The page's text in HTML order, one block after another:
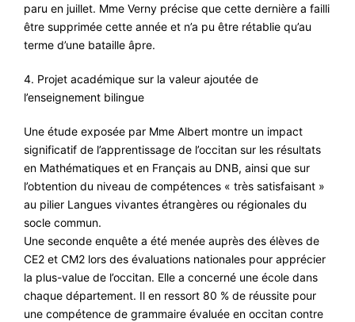
paru en juillet. Mme Verny précise que cette dernière a failli
être supprimée cette année et n’a pu être rétablie qu’au
terme d’une bataille âpre.
4. Projet académique sur la valeur ajoutée de
l’enseignement bilingue
Une étude exposée par Mme Albert montre un impact
significatif de l’apprentissage de l’occitan sur les résultats
en Mathématiques et en Français au DNB, ainsi que sur
l’obtention du niveau de compétences « très satisfaisant »
au pilier Langues vivantes étrangères ou régionales du
socle commun.
Une seconde enquête a été menée auprès des élèves de
CE2 et CM2 lors des évaluations nationales pour apprécier
la plus-value de l’occitan. Elle a concerné une école dans
chaque département. Il en ressort 80 % de réussite pour
une compétence de grammaire évaluée en occitan contre